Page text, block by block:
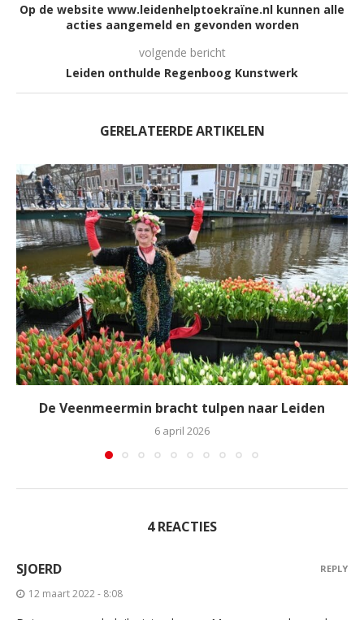
Op de website www.leidenhelptoekraïne.nl kunnen alle
acties aangemeld en gevonden worden
volgende bericht
Leiden onthulde Regenboog Kunstwerk
GERELATEERDE ARTIKELEN
De Veenmeermin bracht tulpen naar Leiden
6 april 2026
4 REACTIES
SJOERD
12 maart 2022 - 8:08
REPLY